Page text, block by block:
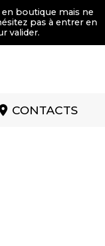
boutique mais ne
pas à entrer en
valider.
CONTACTS